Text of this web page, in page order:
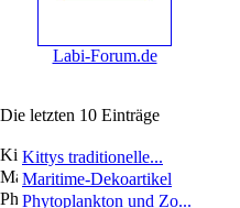
Labi-Forum.de
Die letzten 10 Einträge
Kittys traditionelle...
Maritime-Dekoartikel
Phytoplankton und Zo...